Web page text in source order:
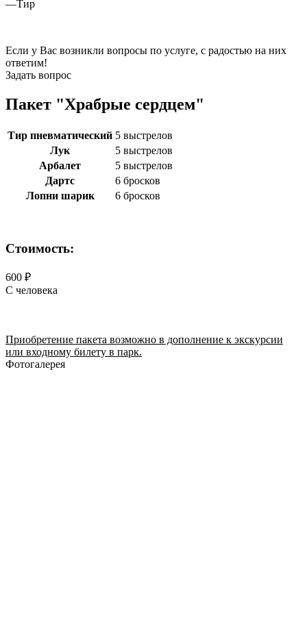
—Тир
Если у Вас возникли вопросы по услуге, с радостью на них
ответим!
Задать вопрос
Пакет "Храбрые сердцем"
Тир пневматический 5 выстрелов
Лук
5 выстрелов
Арбалет
5 выстрелов
Дартс
6 бросков
Лопни шарик
6 бросков
Стоимость:
600 ₽
С человека
Приобретение пакета возможно в дополнение к экскурсии
или входному билету в парк.
Фотогалерея